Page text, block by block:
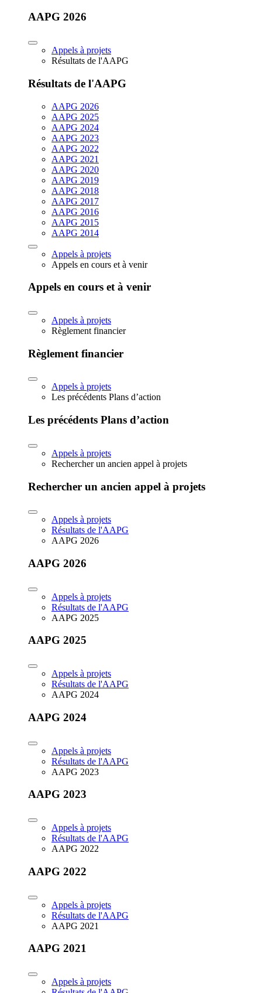
AAPG 2026
Appels à projets
Résultats de l'AAPG
Résultats de l'AAPG
AAPG 2026
AAPG 2025
AAPG 2024
AAPG 2023
AAPG 2022
AAPG 2021
AAPG 2020
AAPG 2019
AAPG 2018
AAPG 2017
AAPG 2016
AAPG 2015
AAPG 2014
Appels à projets
Appels en cours et à venir
Appels en cours et à venir
Appels à projets
Règlement financier
Règlement financier
Appels à projets
Les précédents Plans d’action
Les précédents Plans d’action
Appels à projets
Rechercher un ancien appel à projets
Rechercher un ancien appel à projets
Appels à projets
Résultats de l'AAPG
AAPG 2026
AAPG 2026
Appels à projets
Résultats de l'AAPG
AAPG 2025
AAPG 2025
Appels à projets
Résultats de l'AAPG
AAPG 2024
AAPG 2024
Appels à projets
Résultats de l'AAPG
AAPG 2023
AAPG 2023
Appels à projets
Résultats de l'AAPG
AAPG 2022
AAPG 2022
Appels à projets
Résultats de l'AAPG
AAPG 2021
AAPG 2021
Appels à projets